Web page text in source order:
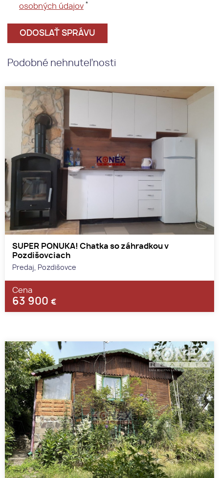
osobných údajov *
Podobné nehnuteľnosti
SUPER PONUKA! Chatka so záhradkou v
Pozdišovciach
Predaj, Pozdišovce
Cena
63 900 €